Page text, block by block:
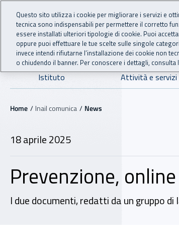
Vai al menu principale
Vai al contenuto principale
INAIL - Istituto
Navigazione principale
Istituto Attività e servizi
Navigazione - Ti trovi in:
Home Inail comunica News
18 aprile 2025
Prevenzione,
I due documenti, redatti da un gruppo
Questo sito utilizza i cookie per migliorare i servizi e
tecnica sono indispensabili per permettere il corretto
essere installati ulteriori tipologie di cookie. Puoi
oppure puoi effettuare le tue scelte sulle singole
invece intendi rifiutarne l’installazione dei cookie non
o chiudendo il banner. Per conoscere i dettagli, consulta